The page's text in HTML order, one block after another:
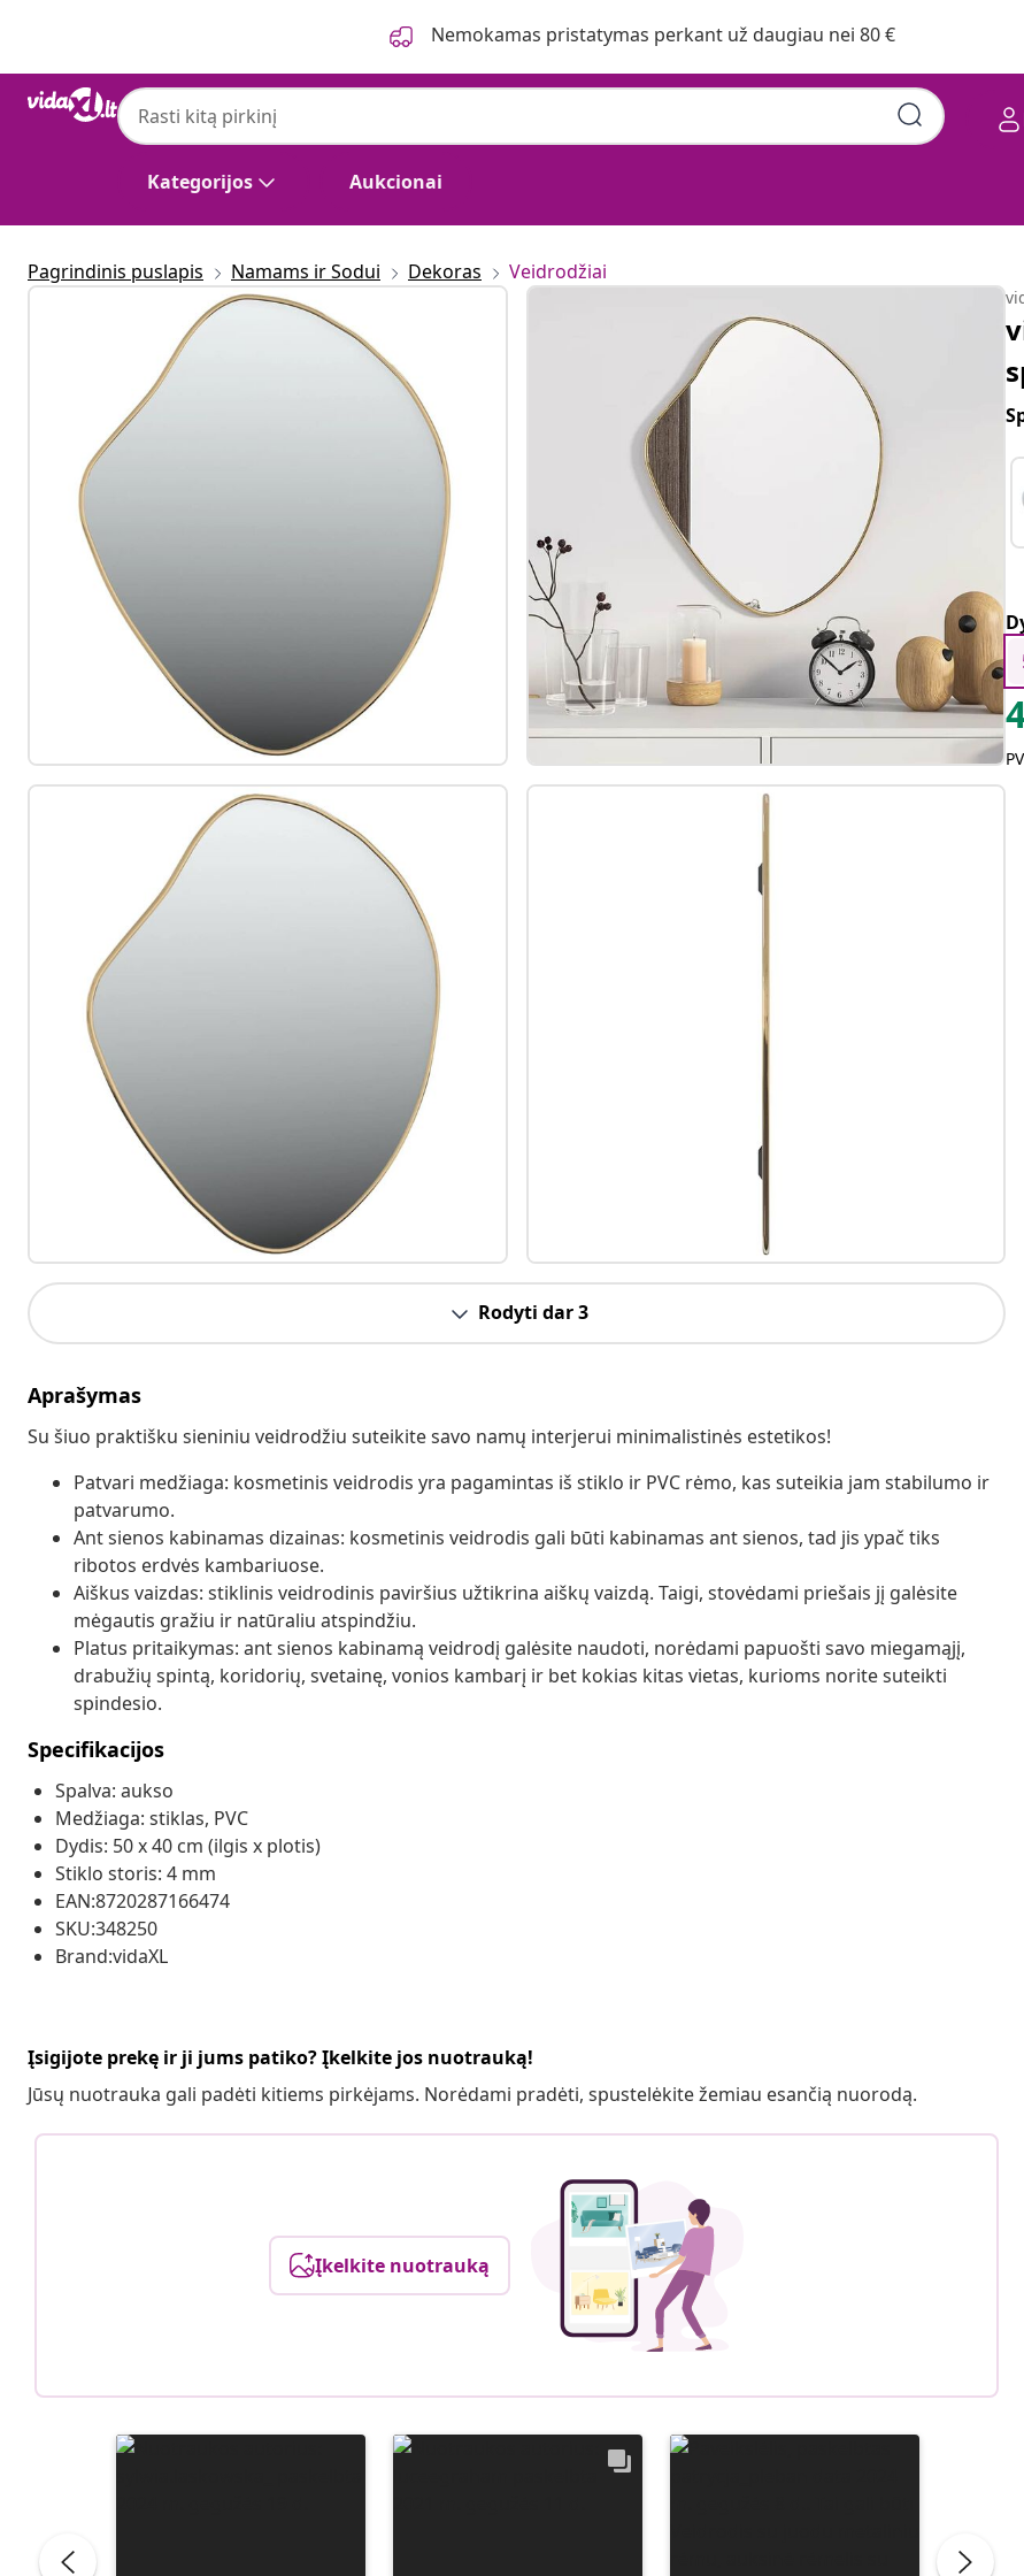
Nemokamas pristatymas perkant už daugiau nei 80 €
Kategorijos Aukcionai
Pagrindinis puslapis Namams ir Sodui Dekoras Veidrodžiai
Rodyti dar 3
Aprašymas
Su šiuo praktišku sieniniu veidrodžiu suteikite savo namų interjerui minimalistinės estetikos!
Patvari medžiaga: kosmetinis veidrodis yra pagamintas iš stiklo ir PVC rėmo, kas suteikia jam stabilumo ir
patvarumo.
Ant sienos kabinamas dizainas: kosmetinis veidrodis gali būti kabinamas ant sienos, tad jis ypač tiks
ribotos erdvės kambariuose.
Aiškus vaizdas: stiklinis veidrodinis paviršius užtikrina aiškų vaizdą. Taigi, stovėdami priešais jį galėsite
mėgautis gražiu ir natūraliu atspindžiu.
Platus pritaikymas: ant sienos kabinamą veidrodį galėsite naudoti, norėdami papuošti savo miegamąjį,
drabužių spintą, koridorių, svetainę, vonios kambarį ir bet kokias kitas vietas, kurioms norite suteikti
spindesio.
Specifikacijos
Spalva: aukso
Medžiaga: stiklas, PVC
Dydis: 50 x 40 cm (ilgis x plotis)
Stiklo storis: 4 mm
EAN:8720287166474
SKU:348250
Brand:vidaXL
Įsigijote prekę ir ji jums patiko? Įkelkite jos nuotrauką!
Jūsų nuotrauka gali padėti kitiems pirkėjams. Norėdami pradėti, spustelėkite žemiau esančią nuorodą.
Įkelkite nuotrauką